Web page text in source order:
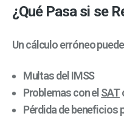
¿Qué Pasa si se
Un cálculo erróneo
Multas del IMSS
Problemas con elSAT
Pérdida de beneficios